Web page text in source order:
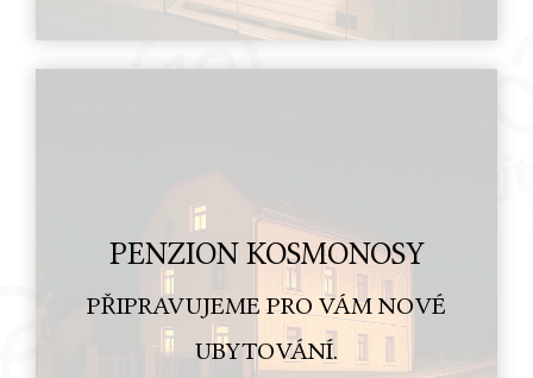
PENZION KOSMONOSY
PŘIPRAVUJEME PRO VÁM NOVÉ
UBYTOVÁNÍ.